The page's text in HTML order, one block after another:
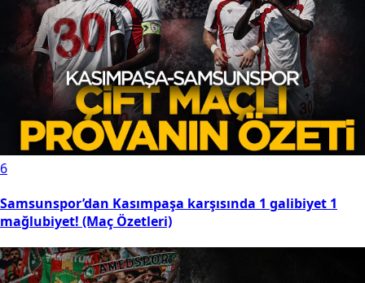
6
Samsunspor’dan Kasımpaşa karşısında 1 galibiyet 1
mağlubiyet! (Maç Özetleri)